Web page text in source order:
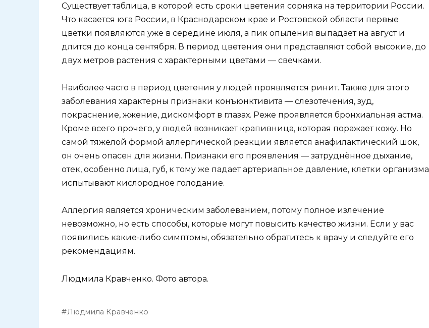
Существует таблица, в которой есть сроки цветения сорняка на территории России.
Что касается юга России, в Краснодарском крае и Ростовской области первые
цветки появляются уже в середине июля, а пик опыления выпадает на август и
длится до конца сентября. В период цветения они представляют собой высокие, до
двух метров растения с характерными цветами — свечками.
Наиболее часто в период цветения у людей проявляется ринит. Также для этого
заболевания характерны признаки конъюнктивита — слезотечения, зуд,
покраснение, жжение, дискомфорт в глазах. Реже проявляется бронхиальная астма.
Кроме всего прочего, у людей возникает крапивница, которая поражает кожу. Но
самой тяжёлой формой аллергической реакции является анафилактический шок,
он очень опасен для жизни. Признаки его проявления — затруднённое дыхание,
отек, особенно лица, губ, к тому же падает артериальное давление, клетки организма
испытывают кислородное голодание.
Аллергия является хроническим заболеванием, потому полное излечение
невозможно, но есть способы, которые могут повысить качество жизни. Если у вас
появились какие-либо симптомы, обязательно обратитесь к врачу и следуйте его
рекомендациям.
Людмила Кравченко. Фото автора.
Людмила Кравченко